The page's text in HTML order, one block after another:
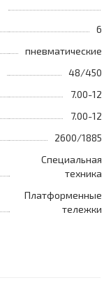
6
пневматические
48/450
7.00-12
7.00-12
2600/1885
Специальная
техника
Платформенные
тележки